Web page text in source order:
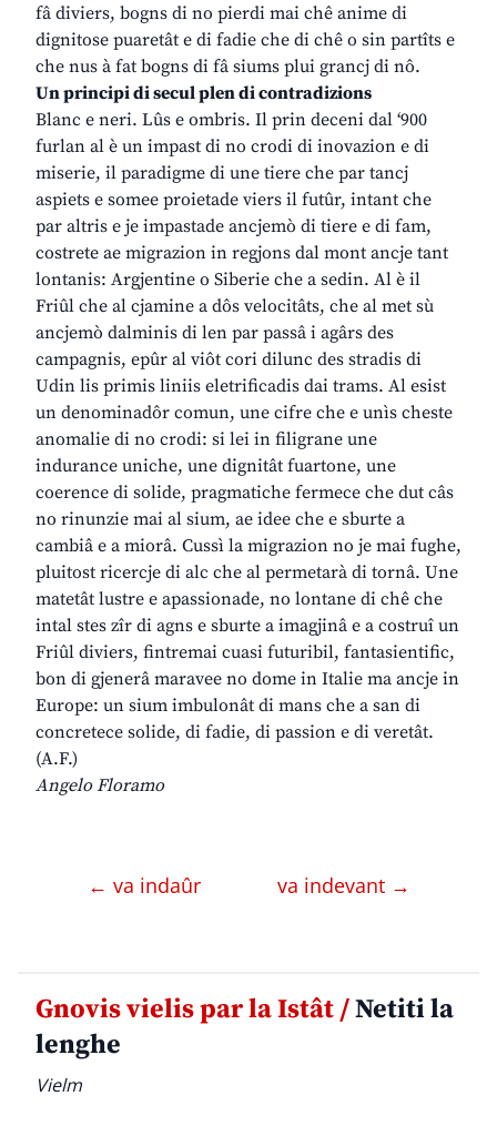
fâ diviers, bogns di no pierdi mai chê anime di
dignitose puaretât e di fadie che di chê o sin partîts e
che nus à fat bogns di fâ siums plui grancj di nô.
Un principi di secul plen di contradizions
Blanc e neri. Lûs e ombris. Il prin deceni dal ‘900
furlan al è un impast di no crodi di inovazion e di
miserie, il paradigme di une tiere che par tancj
aspiets e somee proietade viers il futûr, intant che
par altris e je impastade ancjemò di tiere e di fam,
costrete ae migrazion in regjons dal mont ancje tant
lontanis: Argjentine o Siberie che a sedin. Al è il
Friûl che al cjamine a dôs velocitâts, che al met sù
ancjemò dalminis di len par passâ i agârs des
campagnis, epûr al viôt cori dilunc des stradis di
Udin lis primis liniis eletrificadis dai trams. Al esist
un denominadôr comun, une cifre che e unìs cheste
anomalie di no crodi: si lei in filigrane une
indurance uniche, une dignitât fuartone, une
coerence di solide, pragmatiche fermece che dut câs
no rinunzie mai al sium, ae idee che e sburte a
cambiâ e a miorâ. Cussì la migrazion no je mai fughe,
pluitost ricercje di alc che al permetarà di tornâ. Une
matetât lustre e apassionade, no lontane di chê che
intal stes zîr di agns e sburte a imagjinâ e a costruî un
Friûl diviers, fintremai cuasi futuribil, fantasientific,
bon di gjenerâ maravee no dome in Italie ma ancje in
Europe: un sium imbulonât di mans che a san di
concretece solide, di fadie, di passion e di veretât.
(A.F.)
Angelo Floramo
← va indaûr va indevant →
Gnovis vielis par la Istât /Netiti la
lenghe
Vielm